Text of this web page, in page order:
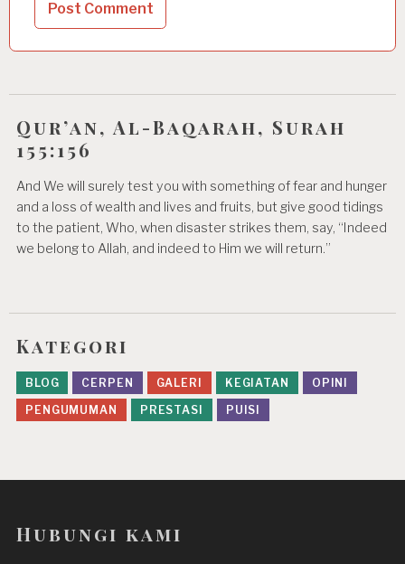
Qur’an, Al-Baqarah, Surah
155:156
And We will surely test you with something of fear and hunger
and a loss of wealth and lives and fruits, but give good tidings
to the patient, Who, when disaster strikes them, say, “Indeed
we belong to Allah, and indeed to Him we will return.”
Kategori
BLOG CERPEN GALERI KEGIATAN
OPINI
PENGUMUMAN
PRESTASI PUISI
Hubungi kami